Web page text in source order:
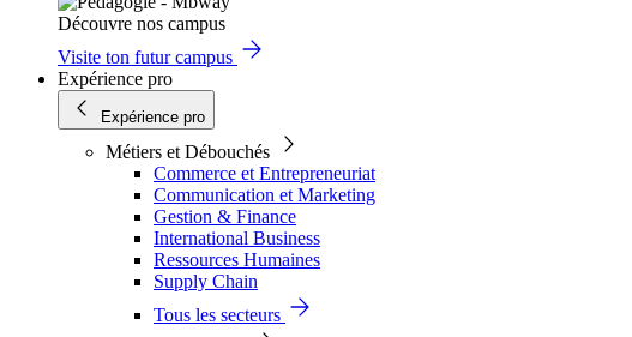
Découvre nos campus
Visite ton futur campus
Expérience pro
Expérience pro
Métiers et Débouchés
Commerce et Entrepreneuriat
Communication et Marketing
Gestion & Finance
International Business
Ressources Humaines
Supply Chain
Tous les secteurs